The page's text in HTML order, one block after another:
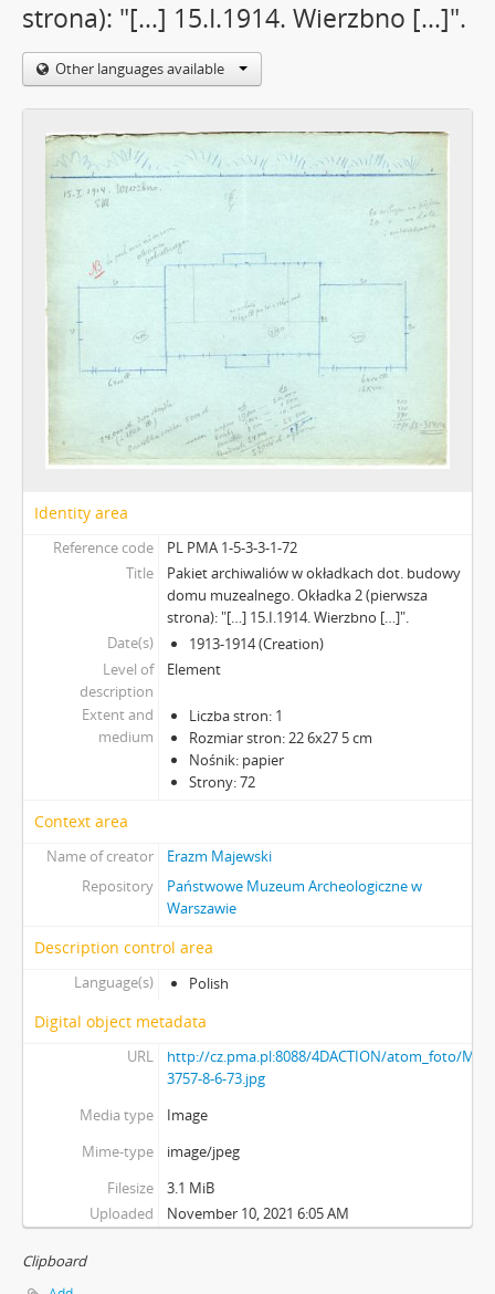
strona): "[…] 15.I.1914. Wierzbno […]".
Other languages available
Identity area
Reference code
PL PMA 1-5-3-3-1-72
Title
Pakiet archiwaliów w okładkach dot. budowy
domu muzealnego. Okładka 2 (pierwsza
strona): "[…] 15.I.1914. Wierzbno […]".
Date(s)
1913-1914 (Creation)
Level of
description
Element
Extent and
medium
Liczba stron: 1
Rozmiar stron: 22 6x27 5 cm
Nośnik: papier
Strony: 72
Context area
Name of creator
Erazm Majewski
Repository
Państwowe Muzeum Archeologiczne w
Warszawie
Description control area
Language(s) Polish
Digital object metadata
URL
http://cz.pma.pl:8088/4DACTION/atom_foto/MAJ-
3757-8-6-73.jpg
Media type
Image
Mime-type
image/jpeg
Filesize
3.1 MiB
Uploaded
November 10, 2021 6:05 AM
Clipboard